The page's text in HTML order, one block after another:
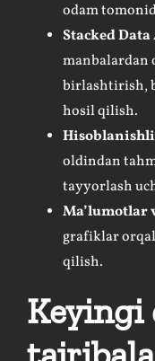
odam
Stacked
manbalardan
birlashtirish,
hosil qilish.
oldindan
tayyorlash
Ma’lumotlar
grafiklar
qilish.
Keyingi